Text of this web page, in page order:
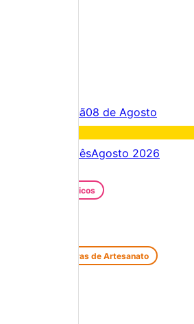
Amanhã08 de Agosto
Este mêsAgosto 2026
Festivais Gastronómicos
Feiras de Artesanato